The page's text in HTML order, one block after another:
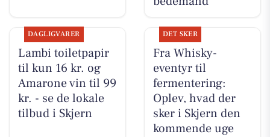
DAGLIGVARER
Lambi toiletpapir
til kun 16 kr. og
Amarone vin til 99
kr. - se de lokale
tilbud i Skjern
DET SKER
Fra Whisky-
eventyr til
fermentering:
Oplev, hvad der
sker i Skjern den
kommende uge